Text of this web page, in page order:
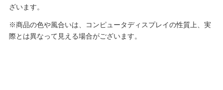
ざいます。
※商品の色や風合いは、コンピュータディスプレイの性質上、実
際とは異なって見える場合がございます。